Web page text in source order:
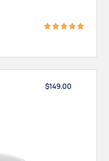
$149.00